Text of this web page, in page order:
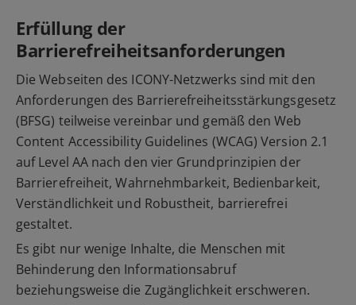
Erfüllung der
Barrierefreiheitsanforderungen
Die Webseiten des ICONY-Netzwerks sind mit den
Anforderungen des Barrierefreiheitsstärkungsgesetz
(BFSG) teilweise vereinbar und gemäß den Web
Content Accessibility Guidelines (WCAG) Version 2.1
auf Level AA nach den vier Grundprinzipien der
Barrierefreiheit, Wahrnehmbarkeit, Bedienbarkeit,
Verständlichkeit und Robustheit, barrierefrei
gestaltet.
Es gibt nur wenige Inhalte, die Menschen mit
Behinderung den Informationsabruf
beziehungsweise die Zugänglichkeit erschweren.